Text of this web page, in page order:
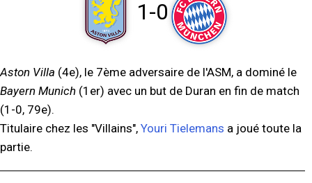
1-0
Aston Villa (4e), le 7ème adversaire de l'ASM, a dominé le
Bayern Munich (1er) avec un but de Duran en fin de match
(1-0, 79e).
Titulaire chez les "Villains", Youri Tielemans a joué toute la
partie.